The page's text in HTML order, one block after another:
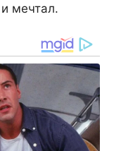
мечтал.